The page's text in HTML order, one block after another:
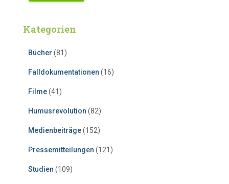
Kategorien
Bücher (81)
Falldokumentationen (16)
Filme(41)
Humusrevolution (82)
Medienbeiträge(152)
Pressemitteilungen (121)
Studien (109)